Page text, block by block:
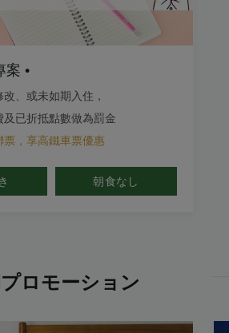
案 •
、或未如期入住，
及已折抵點數做為罰金
票，享高鐵車票優惠
朝食なし
ロモーション